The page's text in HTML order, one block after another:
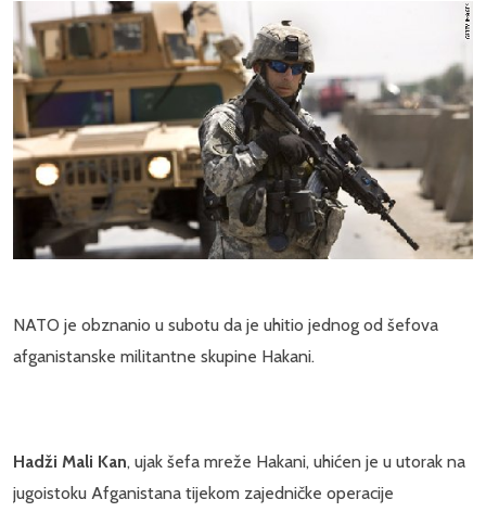
NATO je obznanio u subotu da je uhitio jednog od šefova
afganistanske militantne skupine Hakani.
Hadži Mali Kan, ujak šefa mreže Hakani, uhićen je u utorak na
jugoistoku Afganistana tijekom zajedničke operacije